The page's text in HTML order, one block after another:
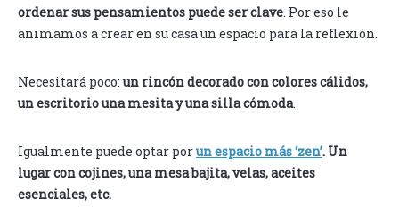
ordenar sus pensamientos puede ser clave. Por eso le
animamos a crear en su casa un espacio para la reflexión.
Necesitará poco: un rincón decorado con colores cálidos,
un escritorio una mesita y una silla cómoda.
Igualmente puede optar porun espacio más ‘zen’. Un
lugar con cojines, una mesa bajita, velas, aceites
esenciales, etc.